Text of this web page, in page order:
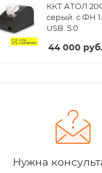
ККТ АТОЛ
серый. с ФН
USB. 5.0
44 000 руб.
Нужна